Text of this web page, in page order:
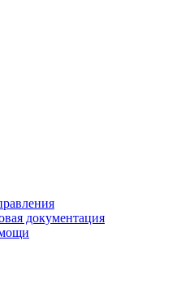
документация